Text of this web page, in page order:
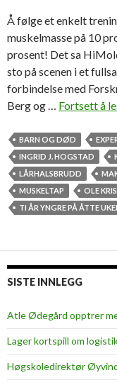
Å følge et enkelt
muskelmasse på 10
prosent! Det sa
sto på scenen i et
forbindelse med
Berg og … Fortsett å
BARN OG DØD
INGRID J. HOGSTAD
LÅRHALSBRUDD
MUSKELTAP
OLE
TI ÅR YNGRE PÅ ÅTTE
SISTE INNLEGG
Atle Ødegård opptrer
Lager kortspill om
Høgskoledirektør